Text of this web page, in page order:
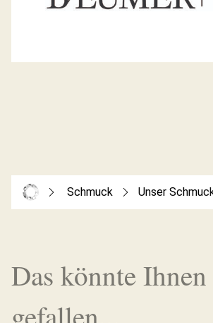
Schmuck Unser
Das könnte Ihnen